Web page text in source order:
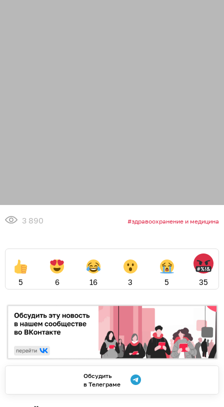
3 890 здравоохранение и медицина
5 6 16 3 5 35
Обсудить
в Телеграме